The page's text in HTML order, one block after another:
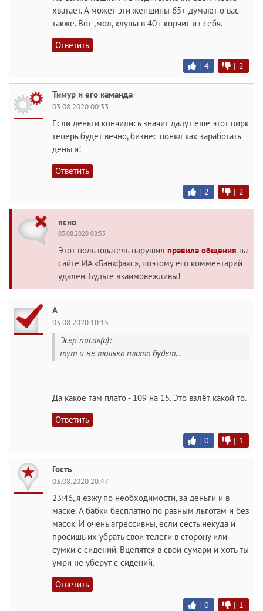
хватает. А может эти женщины 65+ думают о вас
также. Вот ,мол, клуша в 40+ корчит из себя.
Ответить
| 4 | 2
Тимур и его каманда
03.08.2020 00:33
Если деньги кончились значит дадут еще этот цирк
теперь будет вечно, бизнес понял как заработать
деньги!
Ответить
| 2 | 2
ясно
03.08.2020 08:55
Этот пользователь нарушил правила общения на
сайте ИА «Банкфакс», поэтому его комментарий
удален. Будьте взаимовежливы!
А
03.08.2020 10:15
Эсер писал(а):
тут и не только плато будет...
Да какое там плато - 109 на 15. Это взлёт какой то.
Ответить
| 0 | 1
Гость
03.08.2020 20:47
23:46, я езжу по необходимости, за деньги и в
маске. А бабки бесплатно по разным льготам и без
масок. И очень агрессивны, если сесть некуда и
просишь их убрать свои телеги в сторону или
сумки с сидений. Вцепятся в свои сумари и хоть ты
умри не уберут с сидений.
Ответить
| 0 | 1